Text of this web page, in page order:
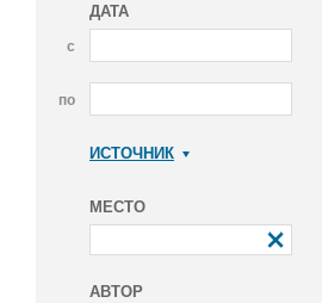
ДАТА
с
по
ИСТОЧНИК
МЕСТО
АВТОР